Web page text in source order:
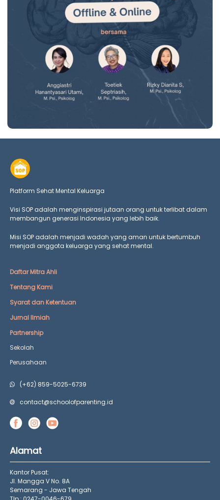
Platform Sehat Mental Keluarga
Visi SOP adalah menginspirasi jutaan orang untuk terlibat dalam
membangun generasi Indonesia yang lebih baik.
Misi SOP adalah menjadi wadah yang aman untuk bertumbuh
menjadi anggota keluarga yang sehat mental.
Daftar Mitra Ahli
Tentang Kami
Syarat dan Ketentuan
Jurnal Ilmiah
Partnership
Sekolah
Perusahaan
(+62) 859-5025-6739
contact@schoolofparenting.id
Alamat
Kantor Pusat:
Jl. Mangga V No. 8A
Semarang - Jawa Tengah